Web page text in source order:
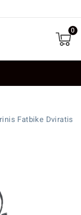
0
Fatbike Dviratis